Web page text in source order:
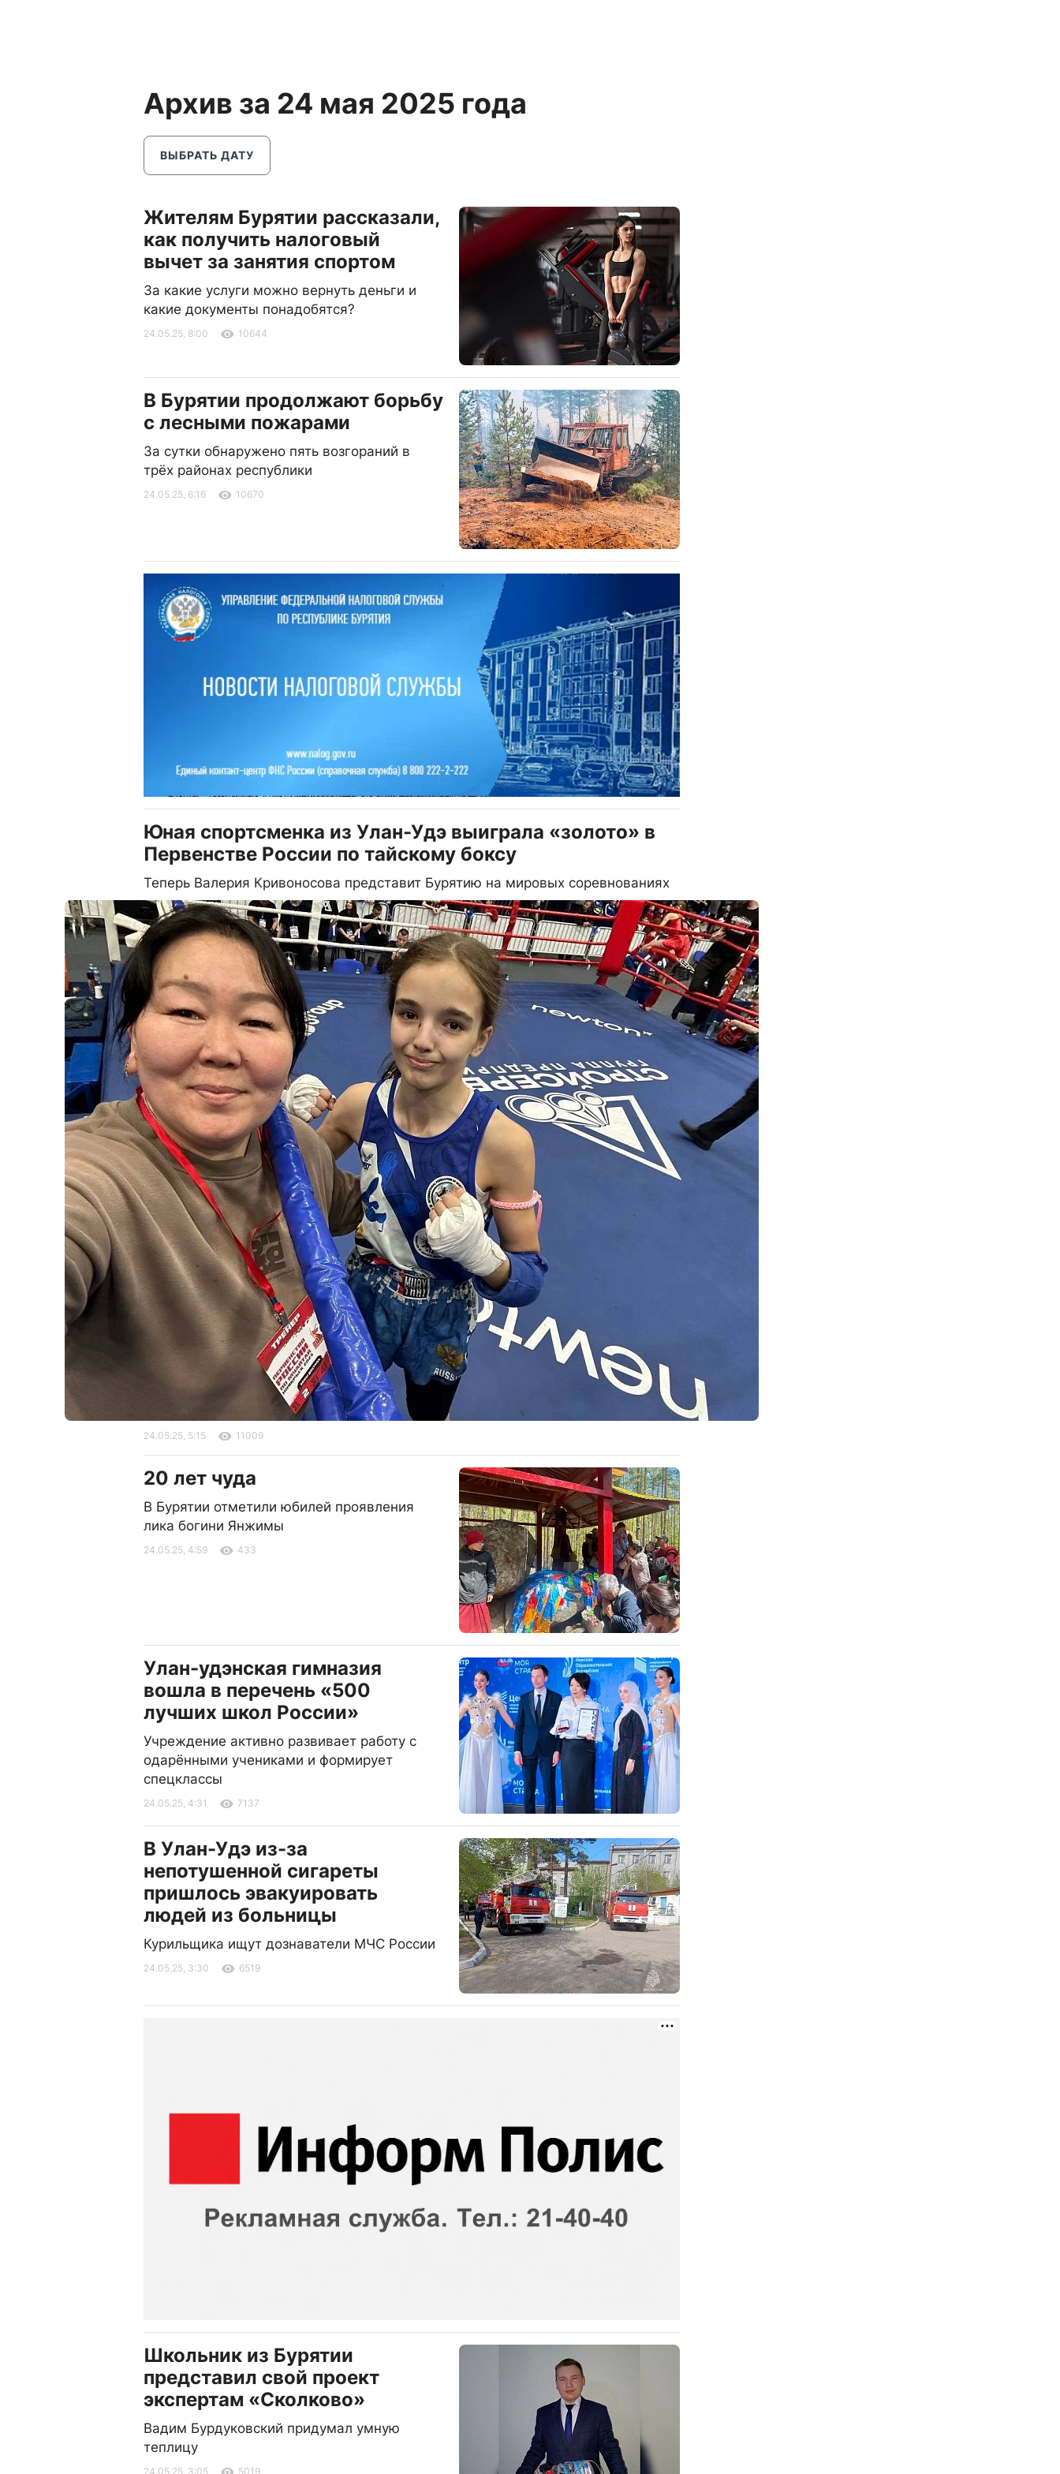
Архив за 24 мая 2025 года
ВЫБРАТЬ ДАТУ
Жителям Бурятии рассказали,
как получить налоговый
вычет за занятия спортом
За какие услуги можно вернуть деньги и
какие документы понадобятся?
24.05.25, 8:00 10644
В Бурятии продолжают борьбу
с лесными пожарами
За сутки обнаружено пять возгораний в
трёх районах республики
24.05.25, 6:16 10670
Юная спортсменка из Улан-Удэ выиграла «золото» в
Первенстве России по тайскому боксу
Теперь Валерия Кривоносова представит Бурятию на мировых соревнованиях
24.05.25, 5:15 11009
20 лет чуда
В Бурятии отметили юбилей проявления
лика богини Янжимы
24.05.25, 4:59 433
Улан-удэнская гимназия
вошла в перечень «500
лучших школ России»
Учреждение активно развивает работу с
одарёнными учениками и формирует
спецклассы
24.05.25, 4:31 7137
В Улан-Удэ из-за
непотушенной сигареты
пришлось эвакуировать
людей из больницы
Курильщика ищут дознаватели МЧС России
24.05.25, 3:30 6519
Школьник из Бурятии
представил свой проект
экспертам «Сколково»
Вадим Бурдуковский придумал умную
теплицу
24.05.25, 3:05 5019